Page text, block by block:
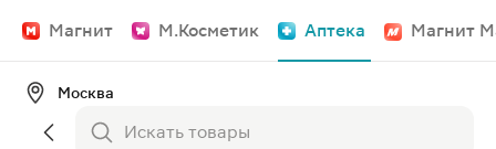
Магнит М.Косметик Аптека Магнит
Москва